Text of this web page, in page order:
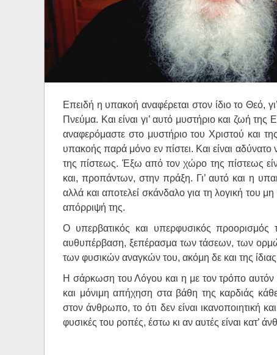
Επειδή η υπακοή αναφέρεται στον ίδιο το Θεό,
Πνεύμα. Και είναι γι’ αυτό μυστήριο και ζωή
αναφερόμαστε στο μυστήριο του Χριστού και
υπακοής παρά μόνο εν πίστει. Και είναι
της πίστεως. Έξω από τον χώρο της πίστεως
και, προπάντων, στην πράξη. Γι’ αυτό και η
αλλά και αποτελεί σκάνδαλο για τη λογική του
απόρριψή της.
Ο υπερβατικός και υπερφυσικός
αυθυπέρβαση, ξεπέρασμα των τάσεων, των
των φυσικών αναγκών του, ακόμη δε και της ίδιας
Η σάρκωση του Λόγου και η με τον τρόπο αυτόν
και μόνιμη απήχηση στα βάθη της καρδιάς
στον άνθρωπο, το ότι δεν είναι ικανοποιητική
φυσικές του ροπές, έστω κι αν αυτές είναι κατ’